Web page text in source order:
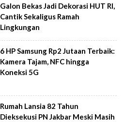
Galon Bekas Jadi Dekorasi HUT RI,
Cantik Sekaligus Ramah
Lingkungan
6 HP Samsung Rp2 Jutaan Terbaik:
Kamera Tajam, NFC hingga
Koneksi 5G
Rumah Lansia 82 Tahun
Dieksekusi PN Jakbar Meski Masih